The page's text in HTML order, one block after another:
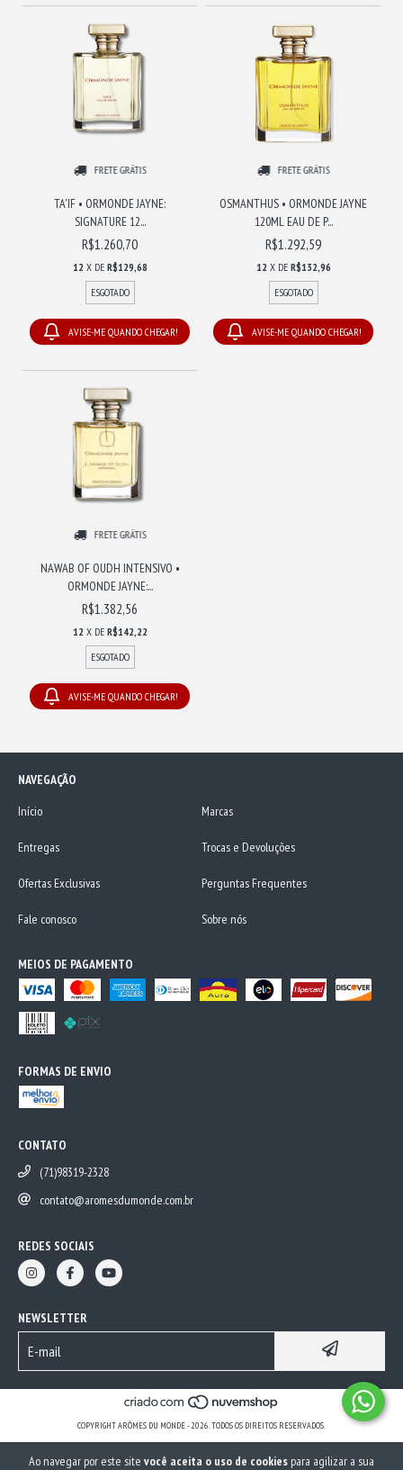
Ao navegar por este site você aceita o uso de cookies para agilizar a sua
FRETE GRÁTIS
TA'IF • ORMONDE JAYNE:
SIGNATURE 12...
R$1.260,70
12 X DE R$129,68
ESGOTADO
AVISE-ME QUANDO CHEGAR!
FRETE GRÁTIS
OSMANTHUS • ORMONDE JAYNE
120ML EAU DE P...
R$1.292,59
12 X DE R$132,96
ESGOTADO
AVISE-ME QUANDO CHEGAR!
FRETE GRÁTIS
NAWAB OF OUDH INTENSIVO •
ORMONDE JAYNE:...
R$1.382,56
12 X DE R$142,22
ESGOTADO
AVISE-ME QUANDO CHEGAR!
NAVEGAÇÃO
Início
Marcas
Entregas Trocas e Devoluções
Ofertas Exclusivas Perguntas Frequentes
Fale conosco Sobre nós
MEIOS DE PAGAMENTO
FORMAS DE ENVIO
CONTATO
(71)98319-2328
contato@aromesdumonde.com.br
REDES SOCIAIS
NEWSLETTER
COPYRIGHT ARÔMES DU MONDE - 2026. TODOS OS DIREITOS RESERVADOS.